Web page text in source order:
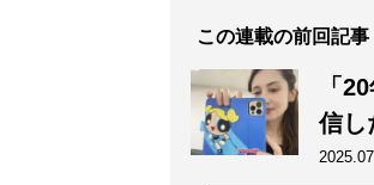
この連載の前回記事
「
信し